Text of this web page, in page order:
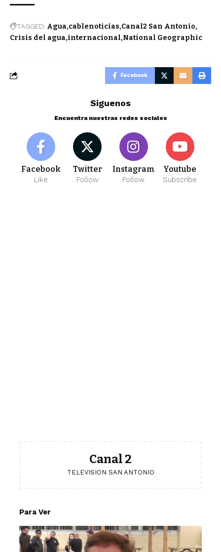
TAGGED: Agua cablenoticias Canal2 San Antonio
Crisis del agua internacional National Geographic
Facebook
Siguenos
Encuentra nuestras redes sociales
Facebook
Like
Twitter
Follow
Instagram
Follow
Youtube
Subscribe
Canal 2
TELEVISION SAN ANTONIO
Para Ver